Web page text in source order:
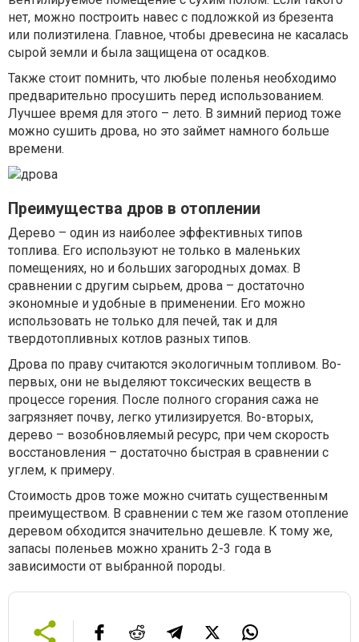
нет, можно построить навес с подложкой из брезента
или полиэтилена. Главное, чтобы древесина не касалась
сырой земли и была защищена от осадков.
Также стоит помнить, что любые поленья необходимо
предварительно просушить перед использованием.
Лучшее время для этого – лето. В зимний период тоже
можно сушить дрова, но это займет намного больше
времени.
Преимущества дров в отоплении
Дерево – один из наиболее эффективных типов
топлива. Его используют не только в маленьких
помещениях, но и больших загородных домах. В
сравнении с другим сырьем, дрова – достаточно
экономные и удобные в применении. Его можно
использовать не только для печей, так и для
твердотопливных котлов разных типов.
Дрова по праву считаются экологичным топливом. Во-
первых, они не выделяют токсических веществ в
процессе горения. После полного сгорания сажа не
загрязняет почву, легко утилизируется. Во-вторых,
дерево – возобновляемый ресурс, при чем скорость
восстановления – достаточно быстрая в сравнении с
углем, к примеру.
Стоимость дров тоже можно считать существенным
преимуществом. В сравнении с тем же газом отопление
деревом обходится значительно дешевле. К тому же,
запасы поленьев можно хранить 2-3 года в
зависимости от выбранной породы.